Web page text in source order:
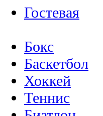
Гостевая
Бокс
Баскетбол
Хоккей
Теннис